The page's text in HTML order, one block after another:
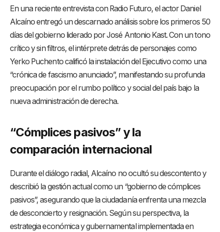
En una reciente entrevista con Radio Futuro, el actor Daniel
Alcaíno entregó un descarnado análisis sobre los primeros 50
días del gobierno liderado por José Antonio Kast. Con un tono
crítico y sin filtros, el intérprete detrás de personajes como
Yerko Puchento calificó la instalación del Ejecutivo como una
“crónica de fascismo anunciado”, manifestando su profunda
preocupación por el rumbo político y social del país bajo la
nueva administración de derecha.
“Cómplices pasivos” y la
comparación internacional
Durante el diálogo radial, Alcaíno no ocultó su descontento y
describió la gestión actual como un “gobierno de cómplices
pasivos”, asegurando que la ciudadanía enfrenta una mezcla
de desconcierto y resignación. Según su perspectiva, la
estrategia económica y gubernamental implementada en